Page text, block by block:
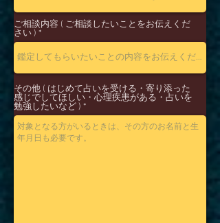
ご相談内容 ( ご相談したいことをお伝えくだ
さい )
その他 ( はじめて占いを受ける・寄り添った
感じでしてほしい・心理疾患がある・占いを
勉強したいなど )